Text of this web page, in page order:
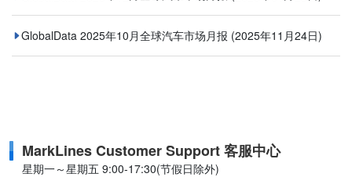
GlobalData 2025年10月全球汽车市场月报 (2025年11月24日)
MarkLines Customer Support 客服中心
星期一～星期五 9:00-17:30(节假日除外)